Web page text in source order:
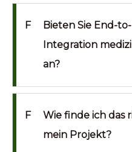
F
Bieten Sie End-
Integration
an?
F
Wie finde ich
mein Projekt?